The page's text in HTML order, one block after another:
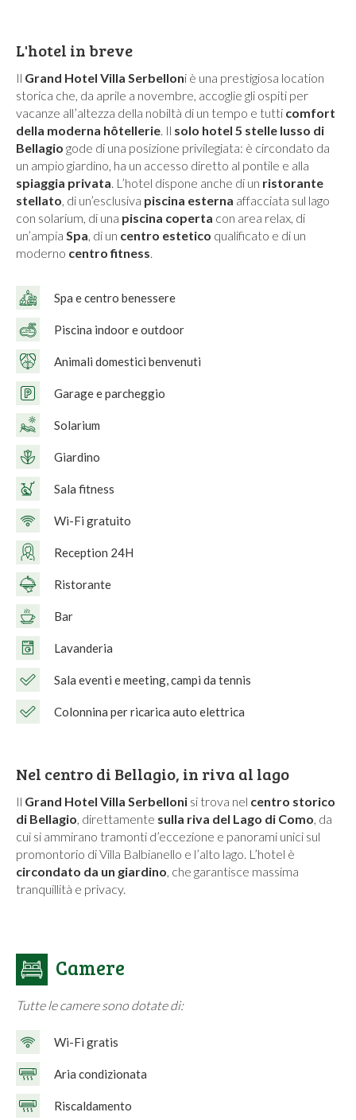
L'hotel in breve
Il Grand Hotel Villa Serbelloni è una prestigiosa location
storica che, da aprile a novembre, accoglie gli ospiti per
vacanze all’altezza della nobiltà di un tempo e tutti comfort
della moderna hôtellerie . Il solo hotel 5 stelle lusso di
Bellagio gode di una posizione privilegiata: è circondato da
un ampio giardino, ha un accesso diretto al pontile e alla
spiaggia privata . L’hotel dispone anche di un ristorante
stellato , di un’esclusiva piscina esterna affacciata sul lago
con solarium, di una piscina coperta con area relax, di
un’ampia Spa , di un centro estetico qualificato e di un
moderno centro fitness
Spa e centro benessere
Piscina indoor e outdoor
Animali domestici benvenuti
Garage e parcheggio
Solarium
Giardino
Sala fitness
Wi-Fi gratuito
Reception 24H
Ristorante
Bar
Lavanderia
Sala eventi e meeting, campi da tennis
Colonnina per ricarica auto elettrica
Nel centro di Bellagio, in riva al lago
Il Grand Hotel Villa Serbelloni si trova nel centro storico
di Bellagio , direttamente sulla riva del Lago di Como , da
cui si ammirano tramonti d’eccezione e panorami unici sul
promontorio di Villa Balbianello e l’alto lago. L’hotel è
circondato da un giardino , che garantisce massima
tranquillità e privacy.
Camere
Tutte le camere sono dotate di:
Wi-Fi gratis
Aria condizionata
Riscaldamento